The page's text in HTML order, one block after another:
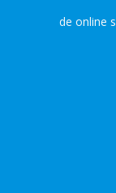
de online